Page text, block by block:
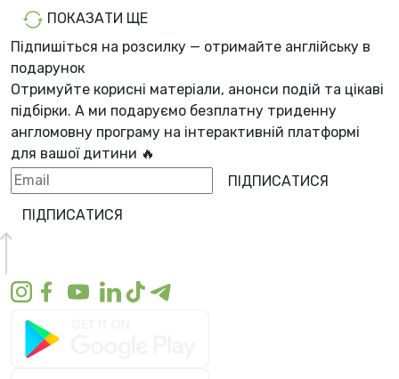
ПОКАЗАТИ ЩЕ
Підпишіться на розсилку — отримайте англійську в
подарунок
Отримуйте корисні матеріали, анонси подій та цікаві
підбірки. А ми подаруємо безплатну триденну
англомовну програму на інтерактивній платформі
для вашої дитини 🔥
ПІДПИСАТИСЯ
ПІДПИСАТИСЯ